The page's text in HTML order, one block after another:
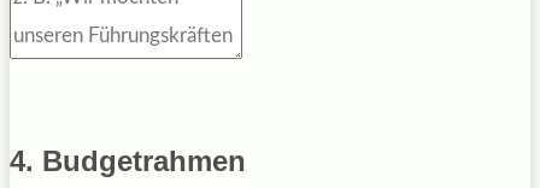
4. Budgetrahmen